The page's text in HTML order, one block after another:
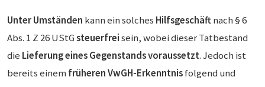
Unter Umständen kann ein solches Hilfsgeschäftnach § 6
Abs. 1 Z 26 UStGsteuerfreisein, wobei dieser Tatbestand
die Lieferung eines Gegenstands voraussetzt. Jedoch ist
bereits einem früheren VwGH-Erkenntnisfolgend und